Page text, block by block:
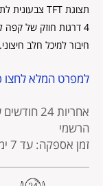
תצוגת TFT צבעונית לתפעול קל ופשוט.
4 דרגות חוזק של קפה לבחירה.
חיבור למיכל חלב חיצוני.
למפרט המלא לחצו
אחריות 24 חודשים
הרשמי
זמן אספקה: עד 7 ימי עסקים